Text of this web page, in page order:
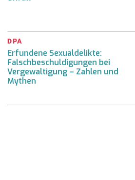
DPA
Erfundene Sexualdelikte:
Falschbeschuldigungen bei
Vergewaltigung – Zahlen und
Mythen